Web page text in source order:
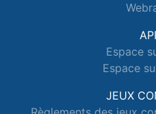
Espace
Espace
JEUX